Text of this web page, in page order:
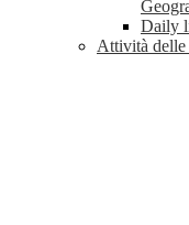
Daily
Attività delle